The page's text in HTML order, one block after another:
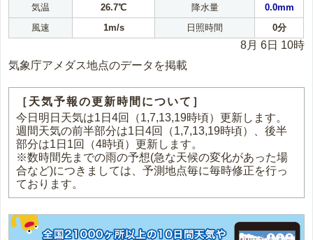
気温 26.7℃ 降水量
0.0mm
風速
1m/s 日照時間 0分
8月 6日 10時
気象庁アメダス地点のデータを掲載
［天気予報の更新時間について］
今日明日天気は1日4回（1,7,13,19時頃）更新します。
週間天気の前半部分は1日4回（1,7,13,19時頃）、後半
部分は1日1回（4時頃）更新します。
※数時間先までの雨の予想(急な天候の変化があった場
合など)につきましては、予測地点毎に毎時修正を行っ
ております。